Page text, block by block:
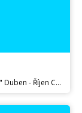
Nabízíme ubytování v chatové oblasti " Rendlíček " Duben - Říjen Chata - sklep i přízemí zděné, podkroví dřevěné, oplocený pozemek, parkování na pozemku Dispozice - podkroví 2 pokoje 2 a 3 lůžkový s Tv (možnost 2 přistýlek), přízemí kuchyňka, jídelní kout, koupelna s WC, obývací pokoj, sklep s možností uskladnění jízdních kol Vybavení - elektřina, pitná voda, el.boiler na ohřev teplé vody, vybavená kuchyň (sporák, lednice s mrazáčkem, mikrovlná trouba, varná konvice), vnitřní krb, venkovní posezení se slunečníkem a grilem, elektronické šipky, stolní tenis. Za osobu a den 300,- Kč Více info na /